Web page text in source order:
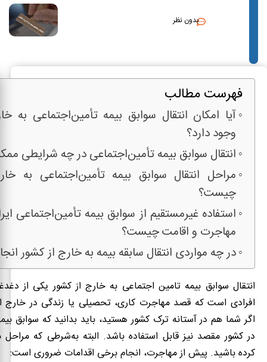
بدون نظر
فهرست مطالب
آیا امکان انتقال سوابق بیمه تأمین‌اجتماعی به
وجود دارد؟
انتقال سوابق بیمه تأمین‌اجتماعی در چه شرایطی
مراحل انتقال سوابق بیمه تأمین‌اجتماعی به
چیست؟
استفاده غیرمستقیم از سوابق بیمه تأمین‌اجتماعی
مهاجرت و اقامت چیست؟
در چه مواردی انتقال سابقه بیمه به خارج از کشور
انتقال سوابق بیمه تامین ‌اجتماعی به خارج از کشور یکی از
افرادی ا‌ست که قصد مهاجرت کاری، تحصیلی یا زندگی در خارج از
اگر شما هم در آستانه ترک کشور هستید، باید بدانید که سوابق
در کشور مقصد نیز قابل استفاده باشد. البته به‌شرطی که
کرده باشید. پیش از مهاجرت، انجام برخی اقدامات ضروری است: